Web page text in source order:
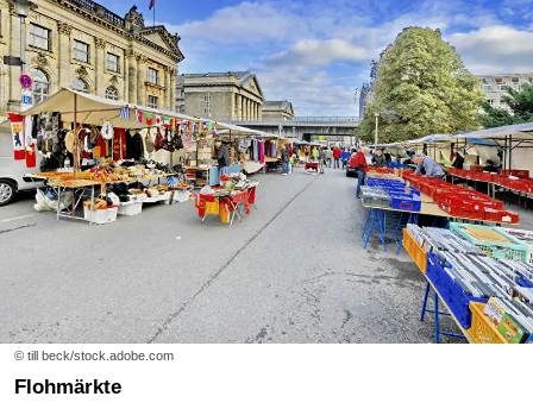
© till beck/stock.adobe.com
Flohmärkte